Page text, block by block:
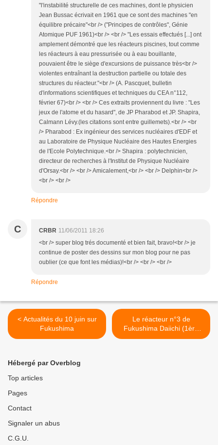
"l'instabilité structurelle de ces machines, dont le physicien
Jean Bussac écrivait en 1961 que ce sont des machines "en
équilibre précaire"<br /> ("Principes de contrôles", Génie
Atomique PUF 1961)<br /> <br /> "Les essais effectués [...] ont
amplement démontré que les réacteurs piscines, tout comme
les réacteurs à eau pressurisée ou à eau bouillante,
pouvaient être le siège d'excursions de puissance très<br />
violentes entraînant la destruction partielle ou totale des
structures du réacteur."<br /> (A. Pascquet, bulletin
d'informations scientifiques et techniques du CEA n°112,
février 67)<br /> <br /> Ces extraits proviennent du livre : "Les
jeux de l'atome et du hasard", de JP Pharabod et JP. Shapira,
Calmann Lévy.(les citations sont entre guillemets).<br /> <br
/> Pharabod : Ex ingénieur des services nucléaires d'EDF et
au Laboratoire de Physique Nucléaire des Hautes Energies
de l'Ecole Polytechnique.<br /> Shapira : polytechnicien,
directeur de recherches à l'Institut de Physique Nucléaire
d'Orsay.<br /> <br /> Amicalement,<br /> <br /> Delphin<br />
<br /> <br />
Répondre
C CRBR 11/06/2011 18:26
<br /> super blog trés documenté et bien fait, bravo!<br /> je
continue de poster des dessins sur mon blog pour ne pas
oublier (ce que font les médias)!<br /> <br /> <br />
Répondre
< Actualités du 10 juin sur
Fukushima
Le réacteur n°3 de
Fukushima Daiichi (1ère
partie) >
Hébergé par Overblog
Top articles
Pages
Contact
Signaler un abus
C.G.U.